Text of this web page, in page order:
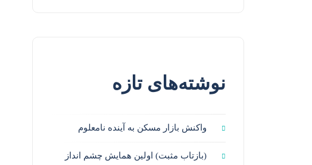
نوشته‌های تازه
واکنش بازار مسکن به آینده نامعلوم
(بازتاب مثبت) اولین همایش چشم انداز